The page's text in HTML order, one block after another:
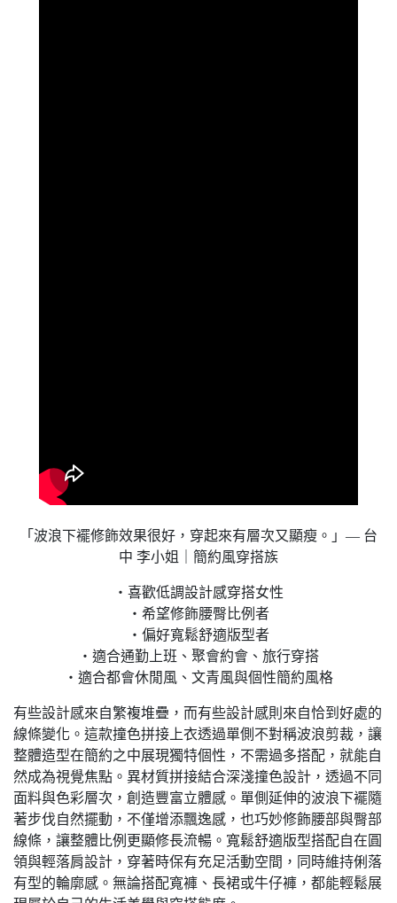
「波浪下襬修飾效果很好，穿起來有層次又顯瘦。」— 台
中 李小姐｜簡約風穿搭族
・喜歡低調設計感穿搭女性
・希望修飾腰臀比例者
・偏好寬鬆舒適版型者
・適合通勤上班、聚會約會、旅行穿搭
・適合都會休閒風、文青風與個性簡約風格
有些設計感來自繁複堆疊，而有些設計感則來自恰到好處的
線條變化。這款撞色拼接上衣透過單側不對稱波浪剪裁，讓
整體造型在簡約之中展現獨特個性，不需過多搭配，就能自
然成為視覺焦點。異材質拼接結合深淺撞色設計，透過不同
面料與色彩層次，創造豐富立體感。單側延伸的波浪下襬隨
著步伐自然擺動，不僅增添飄逸感，也巧妙修飾腰部與臀部
線條，讓整體比例更顯修長流暢。寬鬆舒適版型搭配自在圓
領與輕落肩設計，穿著時保有充足活動空間，同時維持俐落
有型的輪廓感。無論搭配寬褲、長裙或牛仔褲，都能輕鬆展